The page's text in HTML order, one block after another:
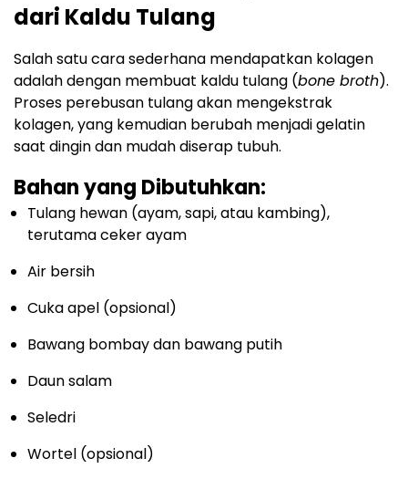
dari Kaldu Tulang
Salah satu cara sederhana mendapatkan kolagen
adalah dengan membuat kaldu tulang (bone broth).
Proses perebusan tulang akan mengekstrak
kolagen, yang kemudian berubah menjadi gelatin
saat dingin dan mudah diserap tubuh.
Bahan yang Dibutuhkan:
Tulang hewan (ayam, sapi, atau kambing),
terutama ceker ayam
Air bersih
Cuka apel (opsional)
Bawang bombay dan bawang putih
Daun salam
Seledri
Wortel (opsional)